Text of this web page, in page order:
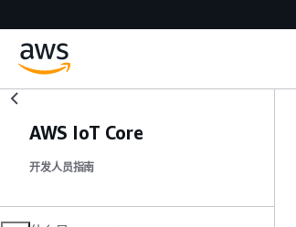
AWS IoT Core
开发人员指南